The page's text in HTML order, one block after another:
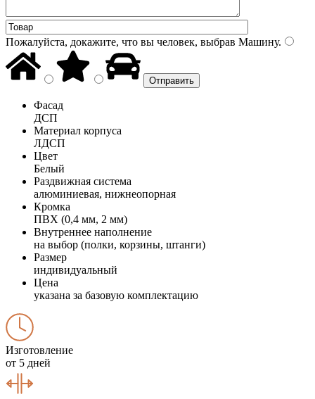
Пожалуйста, докажите, что вы человек, выбрав Машину.
Фасад
ДСП
Материал корпуса
ЛДСП
Цвет
Белый
Раздвижная система
алюминиевая, нижнеопорная
Кромка
ПВХ (0,4 мм, 2 мм)
Внутреннее наполнение
на выбор (полки, корзины, штанги)
Размер
индивидуальный
Цена
указана за базовую комплектацию
Изготовление
от 5 дней